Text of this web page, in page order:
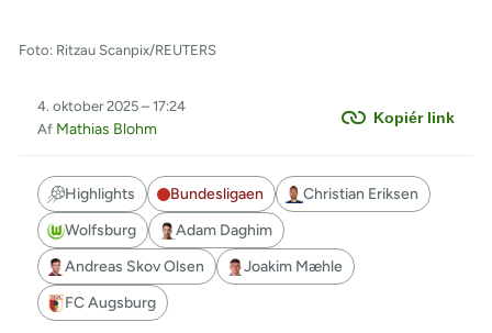
Foto: Ritzau Scanpix/REUTERS
Kopiér link
4. oktober 2025 – 17:24
Af Mathias Blohm
Highlights Bundesligaen
Christian Eriksen
Wolfsburg
Adam Daghim
Andreas Skov Olsen
Joakim Mæhle
FC Augsburg